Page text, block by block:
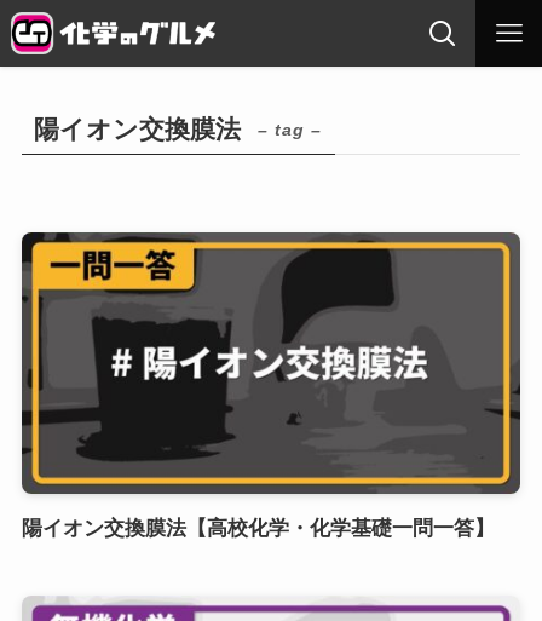
陽イオン交換膜法 – tag –
陽イオン交換膜法【高校化学・化学基礎一問一答】